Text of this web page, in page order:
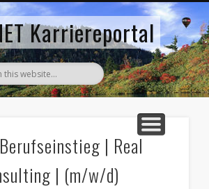
Karriereportal
STELLENANZEIGEN
ZURÜCK ZUM WIBINET
| Real
| (m/w/d)